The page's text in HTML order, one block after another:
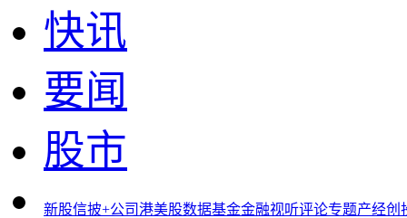
快讯
要闻
股市
新股信披+公司港美股数据基金金融视听评论专题产经创